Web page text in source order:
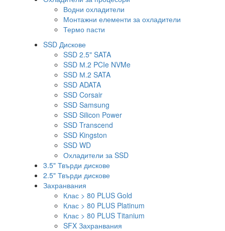
Водни охладители
Монтажни елементи за охладители
Термо пасти
SSD Дискове
SSD 2.5" SATA
SSD М.2 PCIe NVMe
SSD М.2 SATA
SSD ADATA
SSD Corsair
SSD Samsung
SSD Silicon Power
SSD Transcend
SSD Kingston
SSD WD
Охладители за SSD
3.5" Твърди дискове
2.5" Твърди дискове
Захранвания
Клас > 80 PLUS Gold
Клас > 80 PLUS Platinum
Клас > 80 PLUS Titanium
SFX Захранвания